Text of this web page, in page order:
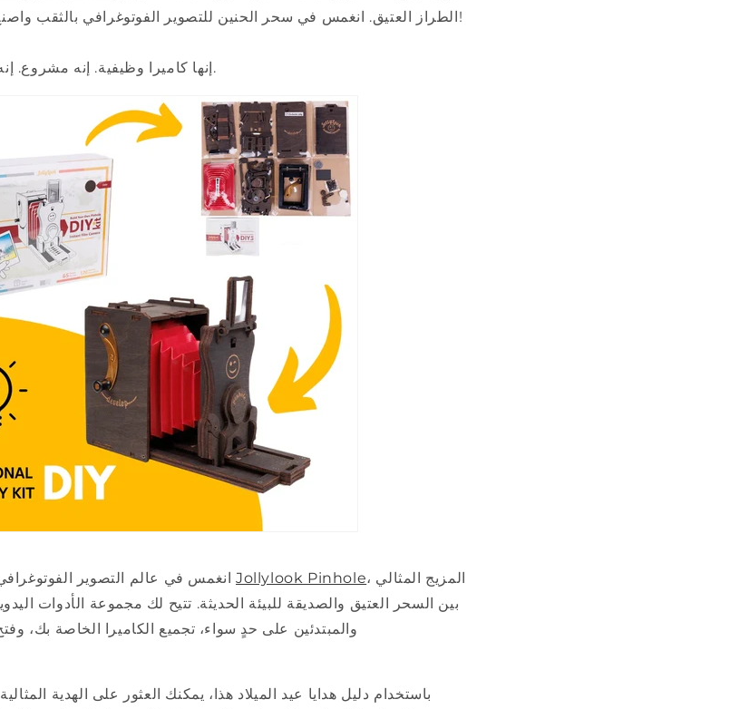
الطراز العتيق. انغمس في سحر الحنين للتصوير الفوتوغرافي بالثقب واصنع كاميرتك الصديقة للبيئة يدويًا!
إنها كاميرا وظيفية. إنه مشروع. إنه لغز. إنه نموذج. الكل في واحد.
انغمس في عالم التصوير الفوتوغرافي التناظري مع مجموعة كاميراJollylook Pinhole، المزيج المثالي
بين السحر العتيق والصديقة للبيئة الحديثة. تتيح لك مجموعة الأدوات
والمبتدئين على حدٍ سواء، تجميع الكاميرا الخاصة بك،
باستخدام دليل هدايا عيد الميلاد هذا، يمكنك العثور على الهدية